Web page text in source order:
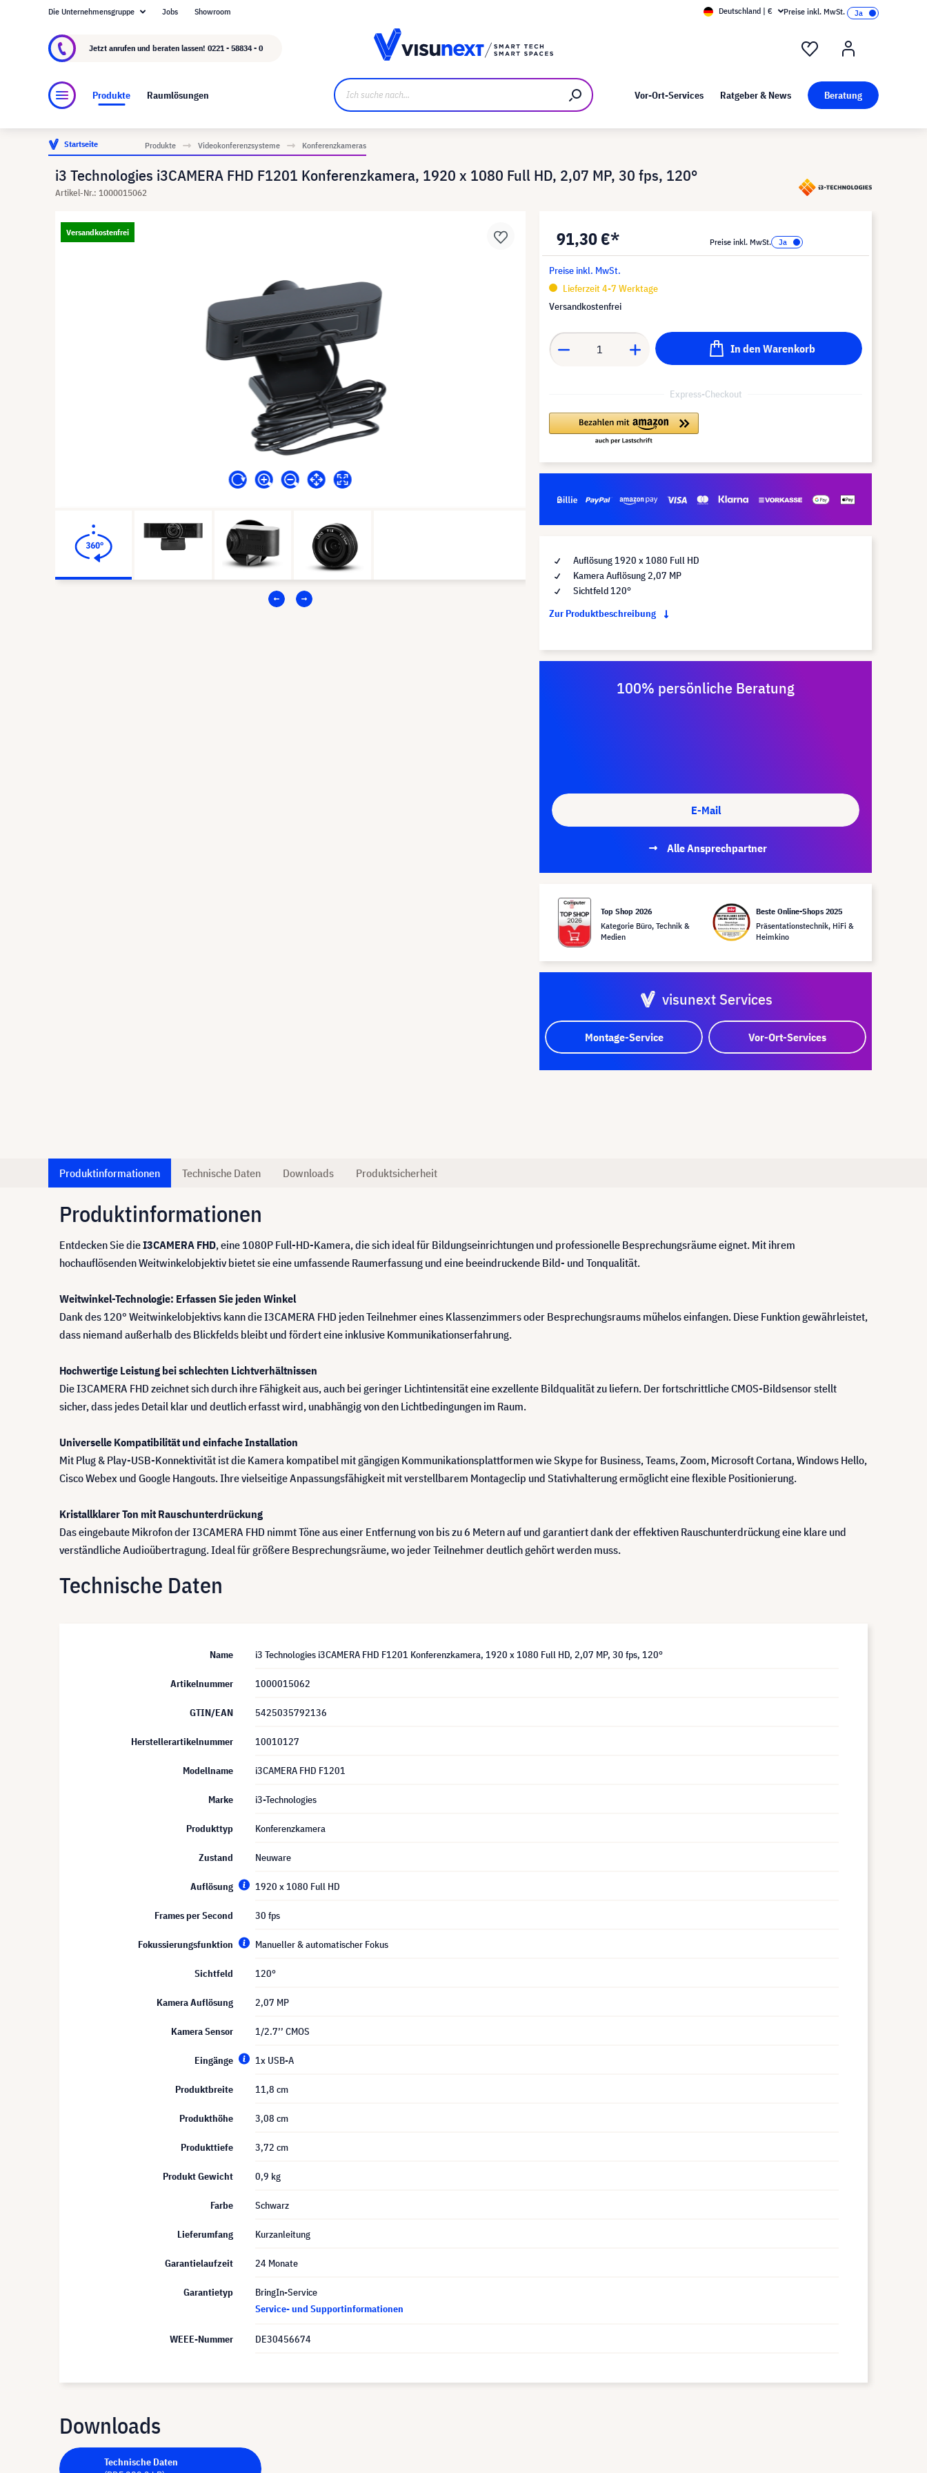
Über visunext.de Kunst bei visunext
Die Unternehmensgruppe Jobs Showroom Deutschland | € Preise inkl. MwSt.
Jetzt anrufen und beraten lassen! 0221 - 58834 - 0
Produkte Raumlösungen Vor-Ort-Services Ratgeber & News Beratung
Startseite Produkte Videokonferenzsysteme Konferenzkameras
i3 Technologies i3CAMERA FHD F1201 Konferenzkamera, 1920 x 1080 Full HD, 2,07 MP, 30 fps, 120°
Artikel-Nr.: 1000015062
Versandkostenfrei 91,30 €* Preise inkl. MwSt.
Preise inkl. MwSt.
Lieferzeit 4-7 Werktage
Versandkostenfrei
In den Warenkorb
Express-Checkout
Auflösung 1920 x 1080 Full HD
Kamera Auflösung 2,07 MP
Sichtfeld 120°
Zur Produktbeschreibung
100% persönliche Beratung
E-Mail
Alle Ansprechpartner
Top Shop 2026
Kategorie Büro, Technik &
Medien
Beste Online-Shops 2025
Präsentationstechnik, HiFi &
Heimkino
visunext Services
Montage-Service Vor-Ort-Services
Produktinformationen Technische Daten Downloads Produktsicherheit
Produktinformationen
Entdecken Sie dieI3CAMERA FHD, eine 1080P Full-HD-Kamera, die sich ideal für Bildungseinrichtungen und professionelle Besprechungsräume eignet. Mit ihrem
hochauflösenden Weitwinkelobjektiv bietet sie eine umfassende Raumerfassung und eine beeindruckende Bild- und Tonqualität.
Weitwinkel-Technologie: Erfassen Sie jeden Winkel
Dank des 120° Weitwinkelobjektivs kann die I3CAMERA FHD jeden Teilnehmer eines Klassenzimmers oder Besprechungsraums mühelos einfangen. Diese Funktion gewährleistet,
dass niemand außerhalb des Blickfelds bleibt und fördert eine inklusive Kommunikationserfahrung.
Hochwertige Leistung bei schlechten Lichtverhältnissen
Die I3CAMERA FHD zeichnet sich durch ihre Fähigkeit aus, auch bei geringer Lichtintensität eine exzellente Bildqualität zu liefern. Der fortschrittliche CMOS-Bildsensor stellt
sicher, dass jedes Detail klar und deutlich erfasst wird, unabhängig von den Lichtbedingungen im Raum.
Universelle Kompatibilität und einfache Installation
Mit Plug & Play-USB-Konnektivität ist die Kamera kompatibel mit gängigen Kommunikationsplattformen wie Skype for Business, Teams, Zoom, Microsoft Cortana, Windows Hello,
Cisco Webex und Google Hangouts. Ihre vielseitige Anpassungsfähigkeit mit verstellbarem Montageclip und Stativhalterung ermöglicht eine flexible Positionierung.
Kristallklarer Ton mit Rauschunterdrückung
Das eingebaute Mikrofon der I3CAMERA FHD nimmt Töne aus einer Entfernung von bis zu 6 Metern auf und garantiert dank der effektiven Rauschunterdrückung eine klare und
verständliche Audioübertragung. Ideal für größere Besprechungsräume, wo jeder Teilnehmer deutlich gehört werden muss.
Technische Daten
Name i3 Technologies i3CAMERA FHD F1201 Konferenzkamera, 1920 x 1080 Full HD, 2,07 MP, 30 fps, 120°
Artikelnummer 1000015062
GTIN/EAN 5425035792136
Herstellerartikelnummer 10010127
Modellname i3CAMERA FHD F1201
Marke i3-Technologies
Produkttyp Konferenzkamera
Zustand Neuware
Auflösung 1920 x 1080 Full HD
Frames per Second 30 fps
Fokussierungsfunktion Manueller & automatischer Fokus
Sichtfeld 120°
Kamera Auflösung 2,07 MP
Kamera Sensor 1/2.7’’ CMOS
Eingänge 1x USB-A
Produktbreite 11,8 cm
Produkthöhe 3,08 cm
Produkttiefe 3,72 cm
Produkt Gewicht 0,9 kg
Farbe Schwarz
Lieferumfang Kurzanleitung
Garantielaufzeit 24 Monate
Garantietyp
BringIn-Service
Service- und Supportinformationen
WEEE-Nummer DE30456674
Downloads
Technische Daten